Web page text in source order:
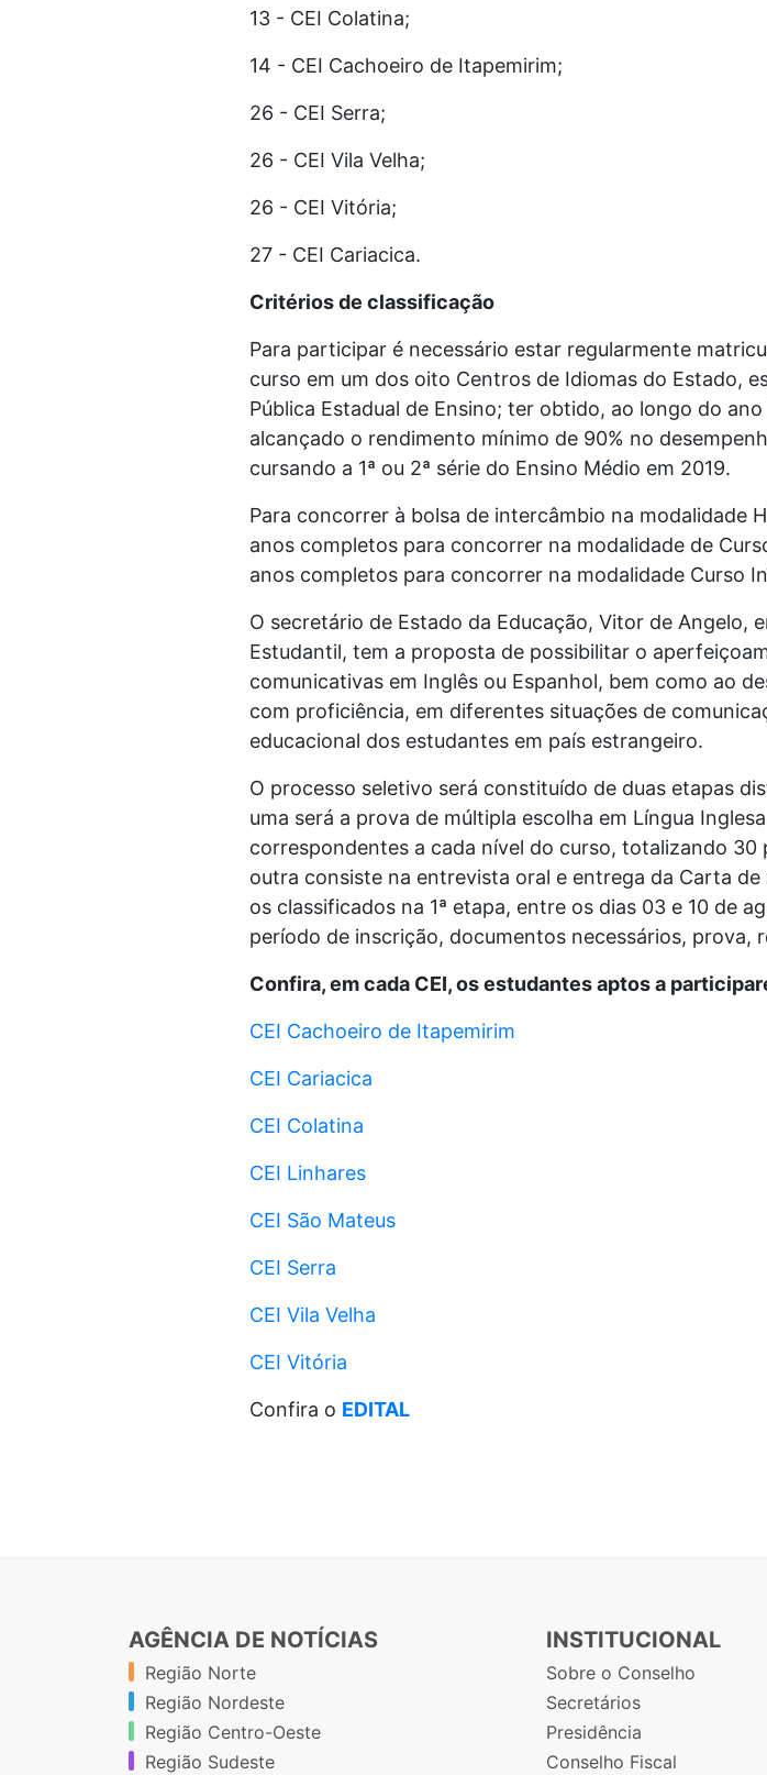
13 - CEI Colatina;
14 - CEI Cachoeiro de Itapemirim;
26 - CEI Serra;
26 - CEI Vila Velha;
26 - CEI Vitória;
27 - CEI Cariacica.
Critérios de classificação
Para participar é necessário estar regularmente
curso em um dos oito Centros de Idiomas do Estado,
Pública Estadual de Ensino; ter obtido, ao longo do
alcançado o rendimento mínimo de 90% no
cursando a 1ª ou 2ª série do Ensino Médio em 2019.
Para concorrer à bolsa de intercâmbio na modalidade
anos completos para concorrer na modalidade de
anos completos para concorrer na modalidade Curso
O secretário de Estado da Educação, Vitor de Angelo,
Estudantil, tem a proposta de possibilitar o
comunicativas em Inglês ou Espanhol, bem como ao
com proficiência, em diferentes situações de
educacional dos estudantes em país estrangeiro.
O processo seletivo será constituído de duas etapas
uma será a prova de múltipla escolha em Língua
correspondentes a cada nível do curso, totalizando 30
outra consiste na entrevista oral e entrega da Carta
os classificados na 1ª etapa, entre os dias 03 e 10 de
período de inscrição, documentos necessários, prova,
Confira, em cada CEI, os estudantes aptos a
CEI Cachoeiro de Itapemirim
CEI Cariacica
CEI Colatina
CEI Linhares
CEI São Mateus
CEI Serra
CEI Vila Velha
CEI Vitória
Confira o EDITAL
AGÊNCIA DE NOTÍCIAS
Região Norte
Região Nordeste
Região Centro-Oeste
Região Sudeste
INSTITUCIONAL
Sobre o Conselho
Secretários
Presidência
Conselho Fiscal